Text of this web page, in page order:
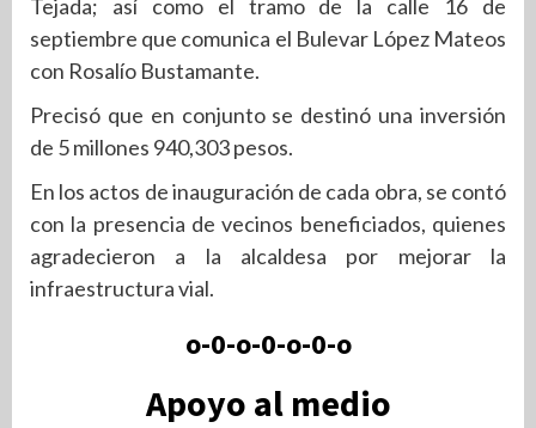
Tejada; así como el tramo de la calle 16 de
septiembre que comunica el Bulevar López Mateos
con Rosalío Bustamante.
Precisó que en conjunto se destinó una inversión
de 5 millones 940,303 pesos.
En los actos de inauguración de cada obra, se contó
con la presencia de vecinos beneficiados, quienes
agradecieron a la alcaldesa por mejorar la
infraestructura vial.
o-0-o-0-o-0-o
Apoyo al medio